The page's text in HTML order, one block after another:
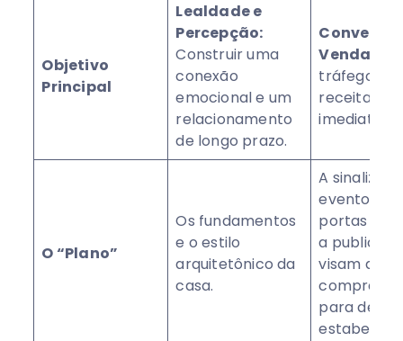
Objetivo
Principal
Lealdade e
Percepção:
Construir uma
conexão
emocional e um
relacionamento
de longo prazo.
Vendas:
tráfego,
receita
O “Plano”
Os fundamentos
e o estilo
arquitetônico da
casa.
A
eventos de
portas
a
visam
para